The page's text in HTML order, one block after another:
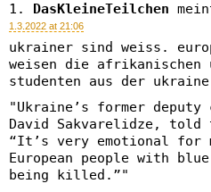
DasKleineTeilchen
1.3.2022 at 21:06
ukrainer sind weiss.
weisen die afrikanischen
studenten aus der
"Ukraine’s former
David Sakvarelidze, told
“It’s very emotional for
European people with
being killed.”"